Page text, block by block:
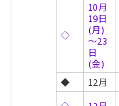
◇
10月
19日
(月)
～23
日
(金)
◆ 12月